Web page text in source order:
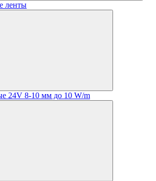
ленты
24V 8-10 мм до 10 W/m